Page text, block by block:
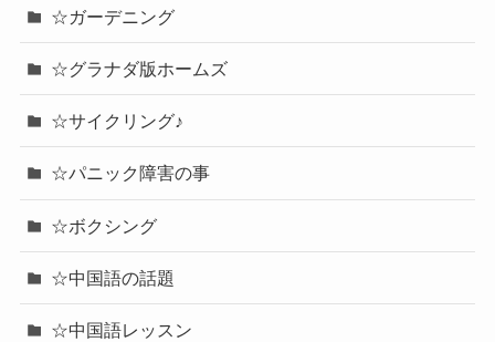
☆ガーデニング
☆グラナダ版ホームズ
☆サイクリング♪
☆パニック障害の事
☆ボクシング
☆中国語の話題
☆中国語レッスン